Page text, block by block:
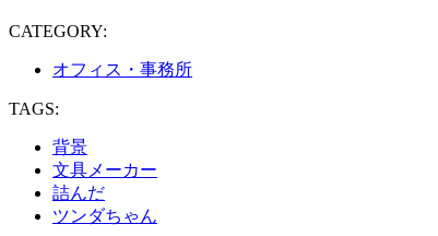
CATEGORY:
オフィス・事務所
TAGS:
背景
文具メーカー
詰んだ
ツンダちゃん